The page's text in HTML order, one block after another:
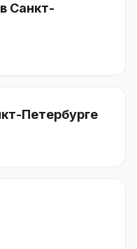
Санкт-
Петербурге